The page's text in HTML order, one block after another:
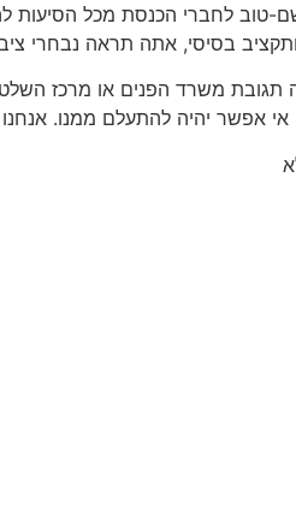
טוב לחברי הכנסת מכל הסיעות
בסיסי, אתה תראה נבחרי
משרד הפנים או מרכז
אי אפשר יהיה להתעלם ממנו.